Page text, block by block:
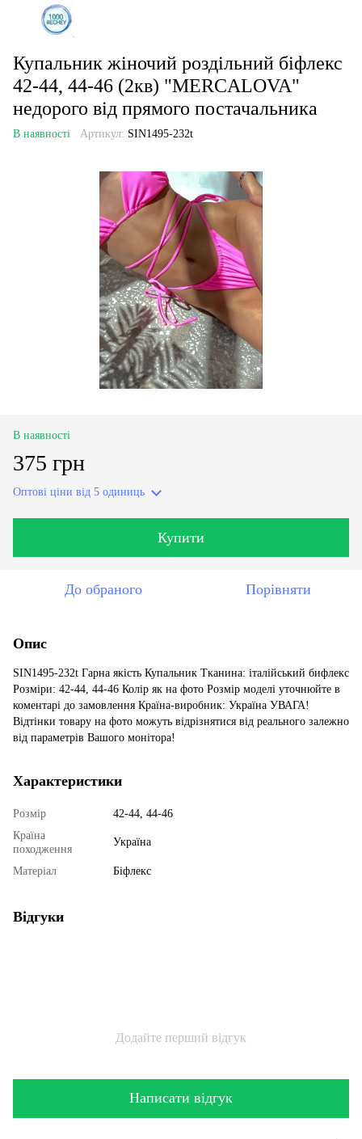
Купальник жіночий роздільний біфлекс
42-44, 44-46 (2кв) "MERCALOVA"
недорого від прямого постачальника
В наявності Артикул: SIN1495-232t
В наявності
375 грн
Оптові ціни від 5 одиниць
Купити
До обраного Порівняти
Опис
SIN1495-232t Гарна якість Купальник Тканина: італійський бифлекс
Розміри: 42-44, 44-46 Колір як на фото Розмір моделі уточнюйте в
коментарі до замовлення Країна-виробник: Україна УВАГА!
Відтінки товару на фото можуть відрізнятися від реального залежно
від параметрів Вашого монітора!
Характеристики
Розмір
42-44, 44-46
Країна
походження
Україна
Матеріал Біфлекс
Відгуки
Додайте перший відгук
Написати відгук